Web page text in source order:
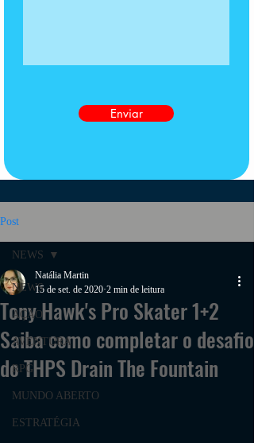
Enviar
Post
NEWS
AÇÃO
AVENTURA
RPG
MUNDO ABERTO
ESTRATÉGIA
NEWS
Tony Hawk's Pro Skater 1+2
Saiba como completar o desafio
do THPS Drain The Fountain
Natália Martin
15 de set. de 2020 2 min de leitura